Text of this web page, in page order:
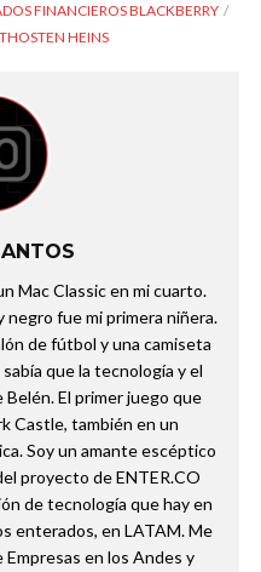
FINANCIEROS BLACKBERRY
THOSTEN HEINS
Mac Classic en mi cuarto.
negro fue mi primera niñera.
de fútbol y una camiseta
que la tecnología y el
El primer juego que
Castle, también en un
Soy un amante escéptico
proyecto de ENTER.CO
de tecnología que hay en
enterados, en LATAM. Me
en los Andes y